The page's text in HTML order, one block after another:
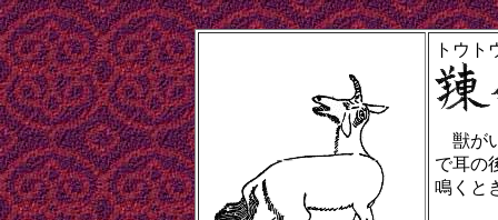
トウト
獣が
で耳の
鳴くと